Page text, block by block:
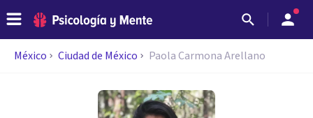
México Ciudad de México Paola Carmona Arellano